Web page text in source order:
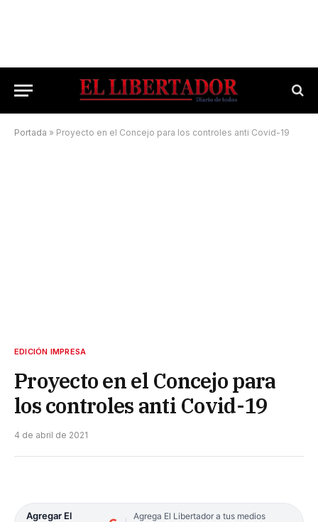
Portada » Proyecto en el Concejo para los controles anti Covid-19
EDICIÓN IMPRESA
Proyecto en el Concejo para
los controles anti Covid-19
4 de abril de 2021
Agregar El
Agrega El Libertador a tus medios